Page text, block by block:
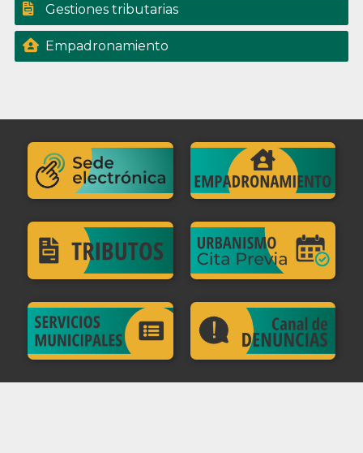
Gestiones tributarias
Empadronamiento